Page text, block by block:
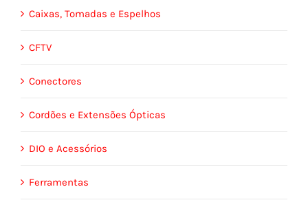
Caixas, Tomadas e Espelhos
CFTV
Conectores
Cordões e Extensões Ópticas
DIO e Acessórios
Ferramentas